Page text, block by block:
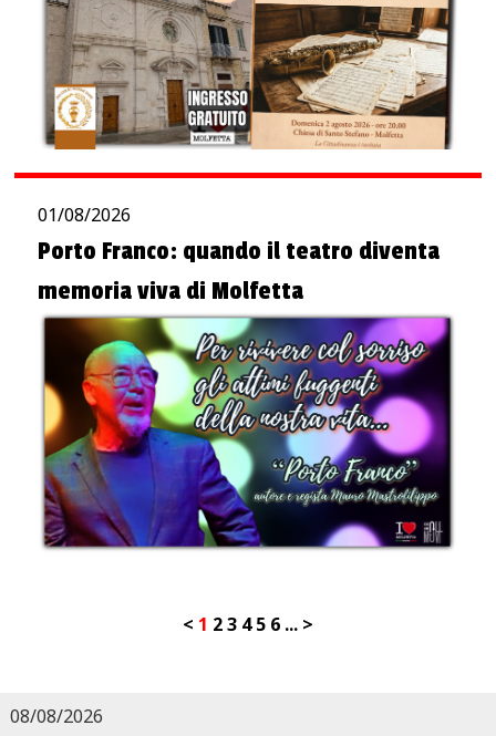
01/08/2026
Porto Franco: quando il teatro diventa
memoria viva di Molfetta
< 1 23 4 5 6 ... >
08/08/2026